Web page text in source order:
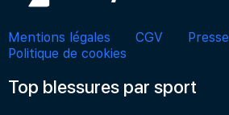
Mentions légales CGV Presse
Politique de cookies
Top blessures par sport